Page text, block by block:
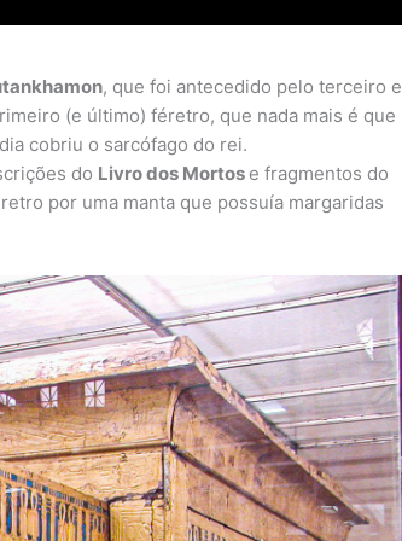
, que foi antecedido pelo terceiro e
(e último) féretro, que nada mais é que
cobriu o sarcófago do rei.
do Livro dos Mortos e fragmentos do
por uma manta que possuía margaridas